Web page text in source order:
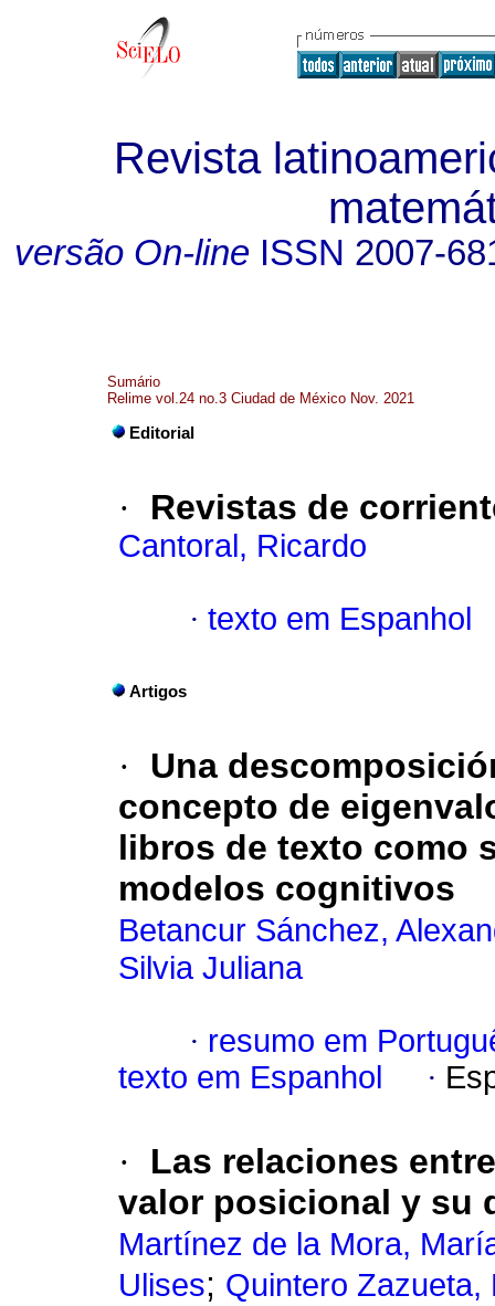
Revista
versão On-line ISSN 2007-
Sumário
Relime vol.24 no.3 Ciudad de México Nov. 2021
Editorial
· Revistas de
Cantoral, Ricardo
· texto em Espanhol
Artigos
·
Una
concepto de
libros de texto como
modelos cognitivos
Betancur Sánchez,
Silvia Juliana
· resumo em
texto em Espanhol
·
·
Las relaciones
valor posicional y su
Martínez de la Mora,
Ulises; Quintero Zazueta,